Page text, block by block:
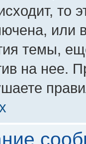
то
или
темы,
на нее.